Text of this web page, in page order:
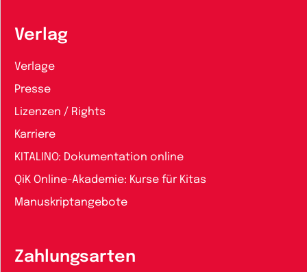
Verlag
Verlage
Presse
Lizenzen / Rights
Karriere
KITALINO: Dokumentation online
QiK Online-Akademie: Kurse für Kitas
Manuskriptangebote
Zahlungsarten